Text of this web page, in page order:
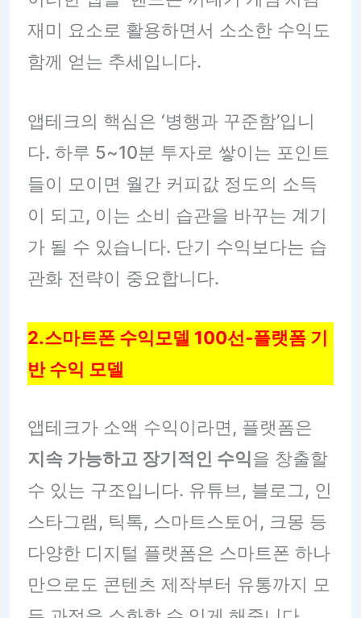
재미 요소로 활용하면서 소소한 수익도
함께 얻는 추세입니다.
앱테크의 핵심은 ‘병행과 꾸준함’입니
다. 하루 5~10분 투자로 쌓이는 포인트
들이 모이면 월간 커피값 정도의 소득
이 되고, 이는 소비 습관을 바꾸는 계기
가 될 수 있습니다. 단기 수익보다는 습
관화 전략이 중요합니다.
2.스마트폰 수익모델 100선-플랫폼 기
반 수익 모델
앱테크가 소액 수익이라면, 플랫폼은
지속 가능하고 장기적인 수익을 창출할
수 있는 구조입니다. 유튜브, 블로그, 인
스타그램, 틱톡, 스마트스토어, 크몽 등
다양한 디지털 플랫폼은 스마트폰 하나
만으로도 콘텐츠 제작부터 유통까지 모